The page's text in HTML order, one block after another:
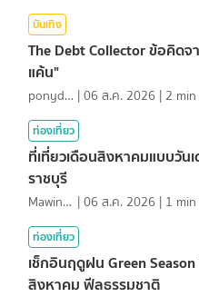
บันเทิง
The Debt Collector ข้อคิด
แค้น"
ponydiary |06 ส.ค. 2026 | 2
ท่องเที่ยว
ที่เที่ยวเดือนสิงหาคมแบบวัน
ราชบุรี
MawinMatravel |06 ส.ค. 2026 | 1
ท่องเที่ยว
เช็กอินฤดูฝน Green Season
สิงหาคม ฟีลธรรมชาติ